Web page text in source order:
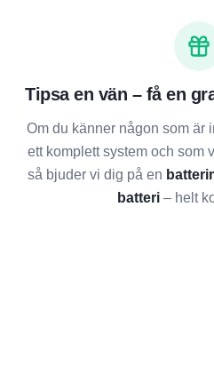
Tipsa en vän – få en
Om du känner någon som är
ett komplett system och som
så bjuder vi dig på en
batteri – helt